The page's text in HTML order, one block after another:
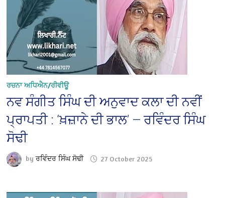
ਰਚਨਾ ਅਧਿਐਨ/ਰੀਵੀਊ
ਨਵ ਸੰਗੀਤ ਸਿੰਘ ਦੀ ਅਨੁਵਾਦ ਕਲਾ ਦੀ ਨਵੀਂ
ਪ੍ਰਾਪਤੀ : ‘ਖ਼ਜ਼ਾਨੇ ਦੀ ਭਾਲ’ — ਰਵਿੰਦਰ ਸਿੰਘ
ਸੋਢੀ
byਰਵਿੰਦਰ ਸਿੰਘ ਸੋਢੀ 27 October 2025